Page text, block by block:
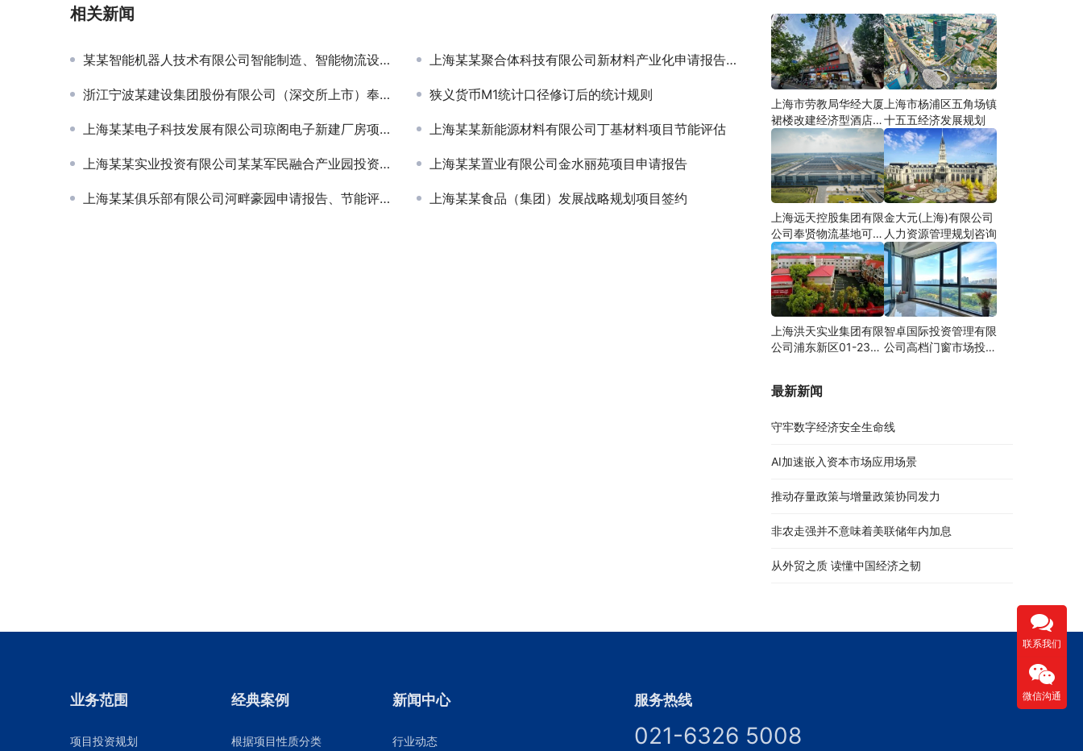
相关新闻
某某智能机器人技术有限公司智能制造、智能物流设计与调试中心（西区）节能评估 上海某某聚合体科技有限公司新材料产业化申请报告和节能评估项目签约
浙江宁波某建设集团股份有限公司（深交所上市）奉贤物流中心规划项目签约 狭义货币M1统计口径修订后的统计规则
上海某某电子科技发展有限公司琼阁电子新建厂房项目申请报告 上海某某新能源材料有限公司丁基材料项目节能评估
上海某某实业投资有限公司某某军民融合产业园投资规划 上海某某置业有限公司金水丽苑项目申请报告
上海某某俱乐部有限公司河畔豪园申请报告、节能评估及环评项目签约 上海某某食品（集团）发展战略规划项目签约
上海市劳教局华经大厦
裙楼改建经济型酒店可
研
上海市杨浦区五角场镇
十五五经济发展规划
上海远天控股集团有限
公司奉贤物流基地可行
性研究
金大元(上海)有限公司
人力资源管理规划咨询
上海洪天实业集团有限
公司浦东新区01-23地
智卓国际投资管理有限
公司高档门窗市场投资
最新新闻
守牢数字经济安全生命线
AI加速嵌入资本市场应用场景
推动存量政策与增量政策协同发力
非农走强并不意味着美联储年内加息
从外贸之质 读懂中国经济之韧
业务范围
项目投资规划
经典案例
根据项目性质分类
新闻中心
行业动态
服务热线
021-6326 5008
联系我们
微信沟通